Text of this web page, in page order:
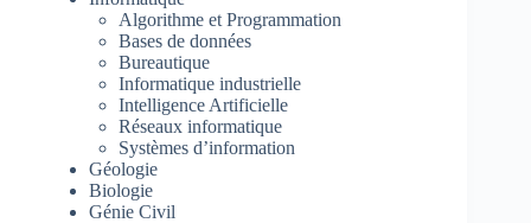
Algorithme et Programmation
Bases de données
Bureautique
Informatique industrielle
Intelligence Artificielle
Réseaux informatique
Systèmes d’information
Géologie
Biologie
Génie Civil